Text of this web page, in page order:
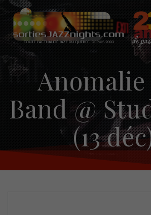
content
Band @
(13